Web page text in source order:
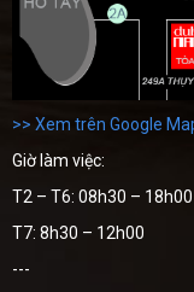
>> Xem trên Google
Giờ làm việc:
T2 – T6: 08h30 – 18h00
T7: 8h30 – 12h00
---